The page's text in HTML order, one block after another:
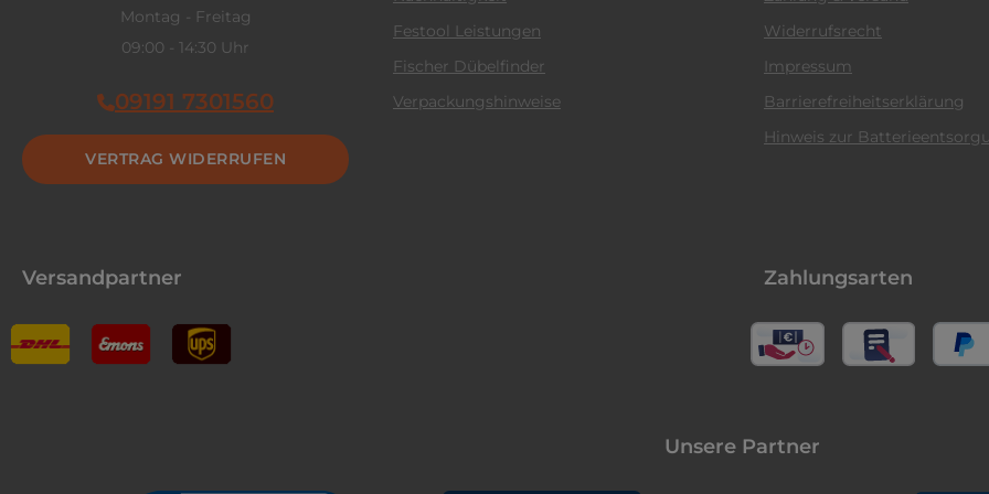
Montag - Freitag
09:00 - 14:30 Uhr
09191 7301560
VERTRAG WIDERRUFEN
Festool Leistungen
Fischer Dübelfinder
Verpackungshinweise
Widerrufsrecht
Impressum
Barrierefreiheitserklärung
Hinweis zur
Versandpartner Zahlungsarten
Unsere Partner